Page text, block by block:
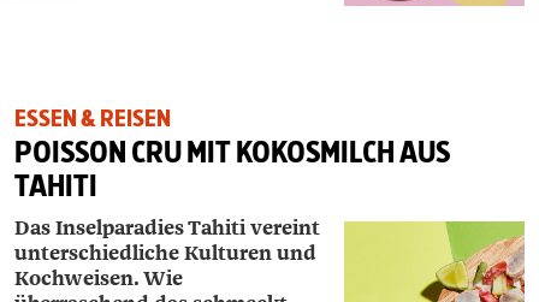
ESSEN & REISEN
POISSON CRU MIT KOKOSMILCH AUS
TAHITI
Das Inselparadies Tahiti vereint
unterschiedliche Kulturen und
Kochweisen. Wie